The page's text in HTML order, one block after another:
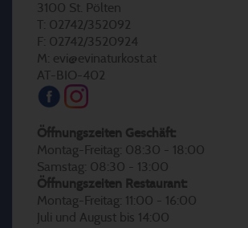
3100 St. Pölten
T: 02742/352092
F: 02742/3520924
M: evi@evinaturkost.at
AT-BIO-402
Öffnungszeiten Geschäft:
Montag-Freitag: 08:30 - 18:00
Samstag: 08:30 - 13:00
Öffnungszeiten Restaurant:
Montag-Freitag: 11:00 - 16:00
Juli und August bis 14:00